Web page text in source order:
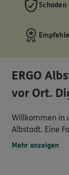
Schaden
ERGO
vor Ort.
Willkommen in
Albstadt. Eine
für die Bereiche
Mehr anzeigen